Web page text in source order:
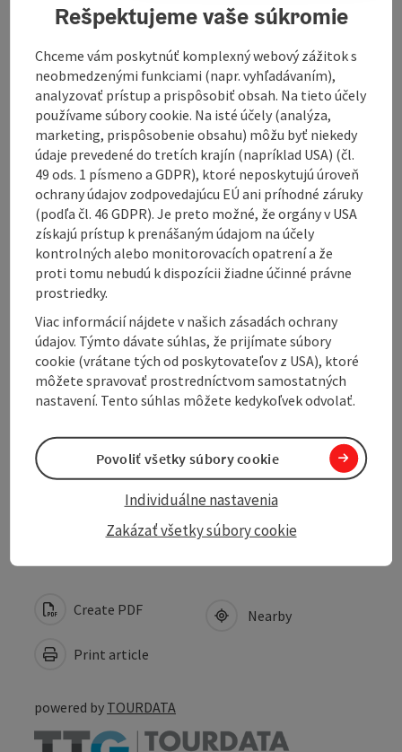
Hiking trail in Helpfau- Uttendorf
Tour and route information
Arrival
Suitability
Accessibility
To the website
Create PDF
Print article
Nearby
powered by TOURDATA
Rešpektujeme vaše súkromie
Chceme vám poskytnúť komplexný webový zážitok s
neobmedzenými funkciami (napr. vyhľadávaním),
analyzovať prístup a prispôsobiť obsah. Na tieto účely
používame súbory cookie. Na isté účely (analýza,
marketing, prispôsobenie obsahu) môžu byť niekedy
údaje prevedené do tretích krajín (napríklad USA) (čl.
49 ods. 1 písmeno a GDPR), ktoré neposkytujú úroveň
ochrany údajov zodpovedajúcu EÚ ani príhodné záruky
(podľa čl. 46 GDPR). Je preto možné, že orgány v USA
získajú prístup k prenášaným údajom na účely
kontrolných alebo monitorovacích opatrení a že
proti tomu nebudú k dispozícii žiadne účinné právne
prostriedky.
Viac informácií nájdete v našich zásadách ochrany
údajov. Týmto dávate súhlas, že prijímate súbory
cookie (vrátane tých od poskytovateľov z USA), ktoré
môžete spravovať prostredníctvom samostatných
nastavení. Tento súhlas môžete kedykoľvek odvolať.
Zakázať všetky súbory cookie
Individuálne nastavenia
Povoliť všetky súbory cookie